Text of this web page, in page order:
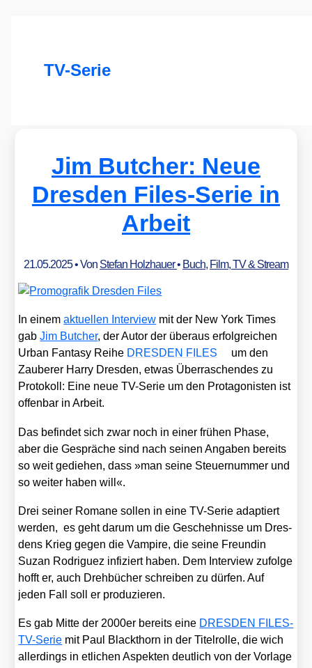
TV-Serie
Jim Butcher: Neue
Dresden Files-Serie in
Arbeit
21.05.2025• Von Stefan Holzhauer• Buch, Film, TV & Stream
In einemaktu­el­len Inter­view mit der New York Times
gabJim But­cher, der Autor der über­aus erfolg­rei­chen
Urban Fan­ta­sy Rei­he DRESDEN FILES
um den
Zau­be­rer Har­ry Dres­den, etwas Über­ra­schen­des zu
Pro­to­koll: Eine neue TV-Serie um den Prot­ago­nis­ten ist
offen­bar in Arbeit.
Das befin­det sich zwar noch in einer frü­hen Pha­se,
aber die Gesprä­che sind nach sei­nen Anga­ben bereits
so weit gedie­hen, dass »man sei­ne Steu­er­num­mer und
so wei­ter haben will«.
Drei sei­ner Roma­ne sol­len in eine TV-Serie adap­tiert
wer­den, es geht dar­um um die Gescheh­nis­se um Dres­
dens Krieg gegen die Vam­pi­re, die sei­ne Freun­din
Suzan Rodri­guez infi­ziert haben. Dem Inter­view zufol­ge
hofft er, auch Dreh­bü­cher schrei­ben zu dür­fen. Auf
jeden Fall soll er pro­du­zie­ren.
Es gab Mit­te der 2000er bereits eine DRESDEN FILES-
TV-Serie mit Paul Blackt­horn in der Titel­rol­le, die wich
aller­dings in etli­chen Aspek­ten deut­lich von der Vor­la­ge